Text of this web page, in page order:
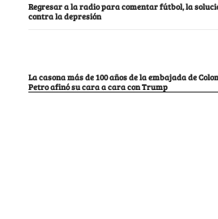
Regresar a la radio para comentar fútbol, la
contra la depresión
La casona más de 100 años de la embajada de
Petro afinó su cara a cara con Trump